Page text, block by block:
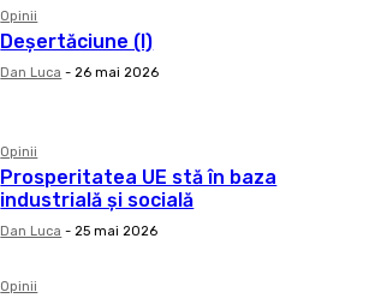
Opinii
Deșertăciune (I)
Dan Luca - 26 mai 2026
Opinii
Prosperitatea UE stă în baza
industrială și socială
Dan Luca - 25 mai 2026
Opinii